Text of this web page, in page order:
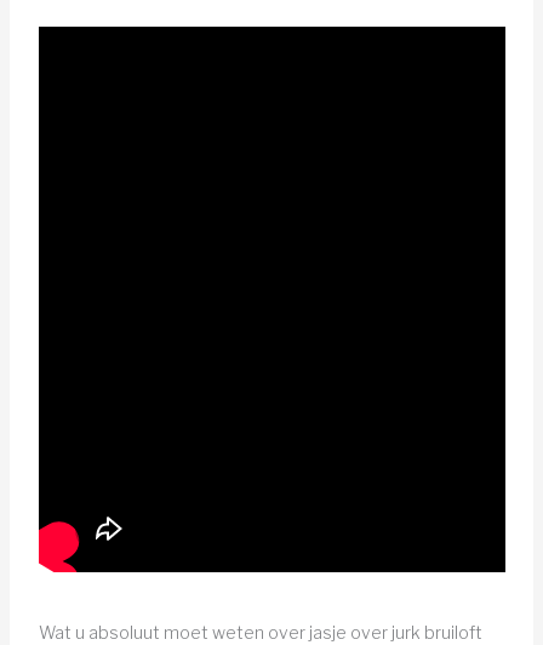
Wat u absoluut moet weten over jasje over jurk bruiloft